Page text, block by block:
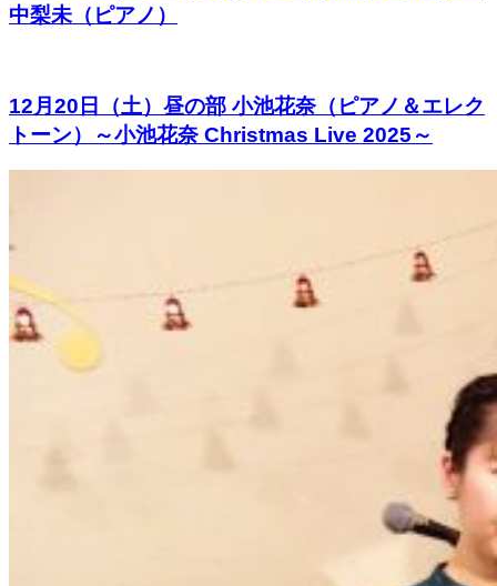
中梨未（ピアノ）
12月20日（土）昼の部 小池花奈（ピアノ＆エレク
トーン）～小池花奈 Christmas Live 2025～